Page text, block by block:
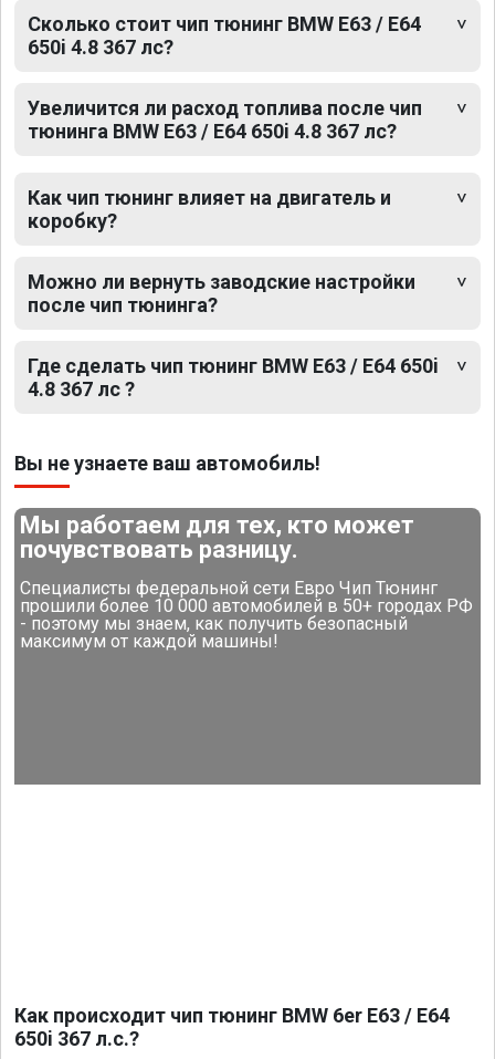
Сколько стоит чип тюнинг BMW E63 / E64
650i 4.8 367 лс?
Увеличится ли расход топлива после чип
тюнинга BMW E63 / E64 650i 4.8 367 лс?
Как чип тюнинг влияет на двигатель и
коробку?
Можно ли вернуть заводские настройки
после чип тюнинга?
Где сделать чип тюнинг BMW E63 / E64 650i
4.8 367 лс ?
Вы не узнаете ваш автомобиль!
Мы работаем для тех, кто может
почувствовать разницу.
Специалисты федеральной сети Евро Чип Тюнинг
прошили более 10 000 автомобилей в 50+ городах РФ
- поэтому мы знаем, как получить безопасный
максимум от каждой машины!
Как происходит чип тюнинг BMW 6er E63 / E64
650i 367 л.с.?